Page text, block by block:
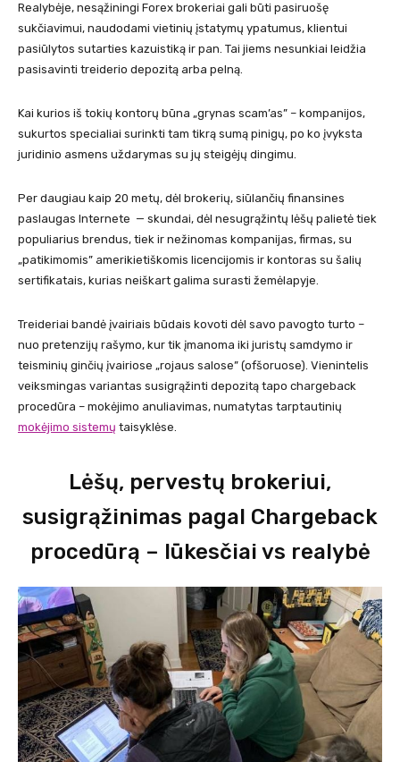
Realybėje, nesąžiningi Forex brokeriai gali būti pasiruošę
sukčiavimui, naudodami vietinių įstatymų ypatumus, klientui
pasiūlytos sutarties kazuistiką ir pan. Tai jiems nesunkiai leidžia
pasisavinti treiderio depozitą arba pelną.
Kai kurios iš tokių kontorų būna „grynas scam’as” – kompanijos,
sukurtos specialiai surinkti tam tikrą sumą pinigų, po ko įvyksta
juridinio asmens uždarymas su jų steigėjų dingimu.
Per daugiau kaip 20 metų, dėl brokerių, siūlančių finansines
paslaugas Internete — skundai, dėl nesugrąžintų lėšų palietė tiek
populiarius brendus, tiek ir nežinomas kompanijas, firmas, su
„patikimomis” amerikietiškomis licencijomis ir kontoras su šalių
sertifikatais, kurias neiškart galima surasti žemėlapyje.
Treideriai bandė įvairiais būdais kovoti dėl savo pavogto turto –
nuo pretenzijų rašymo, kur tik įmanoma iki juristų samdymo ir
teisminių ginčių įvairiose „rojaus salose” (ofšoruose). Vienintelis
veiksmingas variantas susigrąžinti depozitą tapo chargeback
procedūra – mokėjimo anuliavimas, numatytas tarptautinių
mokėjimo sistemų taisyklėse.
Lėšų, pervestų brokeriui,
susigrąžinimas pagal Chargeback
procedūrą – lūkesčiai vs realybė